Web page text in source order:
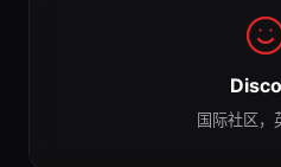
国际社区，